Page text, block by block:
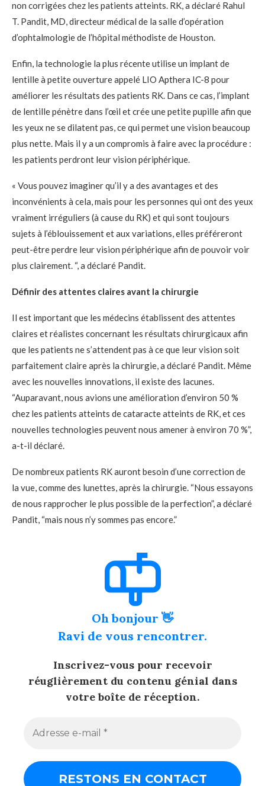
non corrigées chez les patients atteints. RK, a déclaré Rahul
T. Pandit, MD, directeur médical de la salle d’opération
d’ophtalmologie de l’hôpital méthodiste de Houston.
Enfin, la technologie la plus récente utilise un implant de
lentille à petite ouvertureappelé LIO Apthera IC-8 pour
améliorer les résultats des patients RK. Dans ce cas, l’implant
de lentille pénètre dans l’œil et crée une petite pupille afin que
les yeux ne se dilatent pas, ce qui permet une vision beaucoup
plus nette. Mais il y a un compromis à faire avec la procédure :
les patients perdront leur vision périphérique.
« Vous pouvez imaginer qu’il y a des avantages et des
inconvénients à cela, mais pour les personnes qui ont des yeux
vraiment irréguliers (à cause du RK) et qui sont toujours
sujets à l’éblouissement et aux variations, elles préféreront
peut-être perdre leur vision périphérique afin de pouvoir voir
plus clairement. “, a déclaré Pandit.
Définir des attentes claires avant la chirurgie
Il est important que les médecins établissent des attentes
claires et réalistes concernant les résultats chirurgicaux afin
que les patients ne s’attendent pas à ce que leur vision soit
parfaitement claire après la chirurgie, a déclaré Pandit. Même
avec les nouvelles innovations, il existe des lacunes.
“Auparavant, nous avions une amélioration d’environ 50 %
chez les patients atteints de cataracte atteints de RK, et ces
nouvelles technologies peuvent nous amener à environ 70 %”,
a-t-il déclaré.
De nombreux patients RK auront besoin d’une correction de
la vue, comme des lunettes, après la chirurgie. “Nous essayons
de nous rapprocher le plus possible de la perfection”, a déclaré
Pandit, “mais nous n’y sommes pas encore.”
Oh bonjour 👋
Ravi de vous rencontrer.
Inscrivez-vous pour recevoir
réuglièrement du contenu génial dans
votre boîte de réception.